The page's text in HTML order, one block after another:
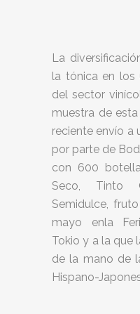
La
la tónica en los
del sector
muestra de
reciente envío a
por parte de
con 600
Seco, Tinto
Semidulce,
mayo enla
Tokio y a la que
de la mano de
Hispano-